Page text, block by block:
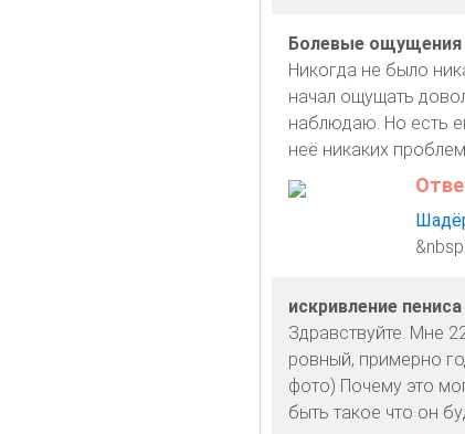
Болевые ощущения
Никогда не было
начал ощущать
наблюдаю. Но есть
неё никаких
искривление пениса
Здравствуйте. Мне
ровный, примерно
фото) Почему это
быть такое что он